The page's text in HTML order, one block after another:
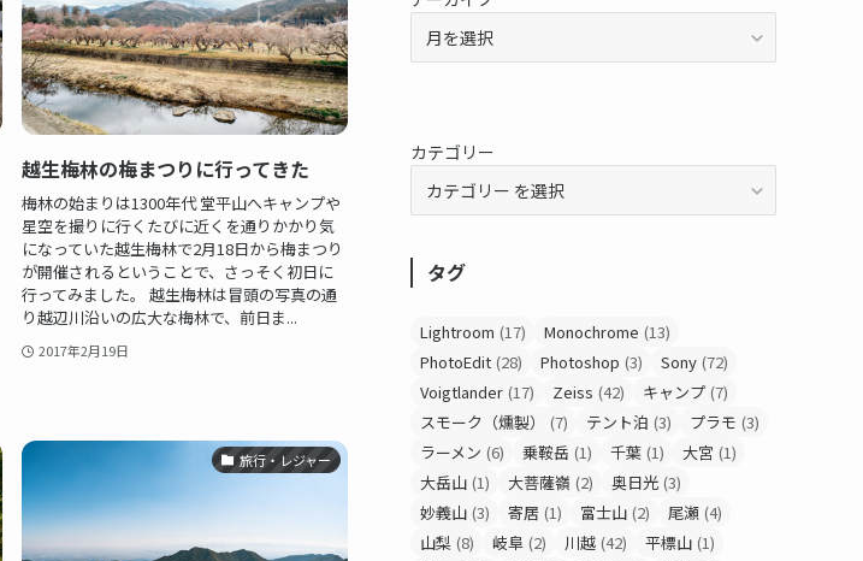
越生梅林の梅まつりに行ってきた
梅林の始まりは1300年代 堂平山へキャンプや
星空を撮りに行くたびに近くを通りかかり気
になっていた越生梅林で2月18日から梅まつり
が開催されるということで、さっそく初日に
行ってみました。 越生梅林は冒頭の写真の通
り越辺川沿いの広大な梅林で、前日ま...
2017年2月19日
旅行・レジャー
カテゴリー
タグ
Lightroom (17) Monochrome (13)
PhotoEdit (28) Photoshop (3) Sony (72)
Voigtlander (17) Zeiss (42) キャンプ (7)
スモーク（燻製）
(7) テント泊 (3) プラモ (3)
ラーメン (6) 乗鞍岳 (1) 千葉 (1) 大宮 (1)
大岳山 (1) 大菩薩嶺 (2) 奥日光 (3)
妙義山 (3) 寄居 (1) 富士山 (2) 尾瀬 (4)
山梨 (8) 岐阜 (2) 川越 (42) 平標山 (1)